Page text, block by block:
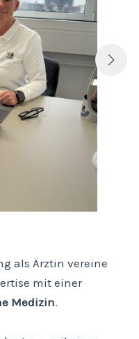
als Ärztin vereine
mit einer
Medizin.